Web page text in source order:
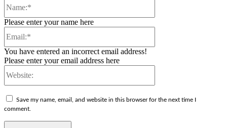
Please enter your name here
You have entered an incorrect email address!
Please enter your email address here
Save my name, email, and website in this browser for the next time I
comment.